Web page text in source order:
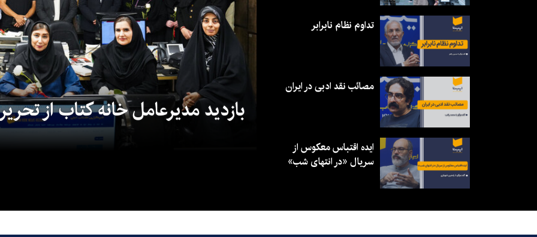
بازدید مدیرعامل خانه کتاب از
تداوم نظام نابرابر
مصائب نقد ادبی در ایران
ایده اقتباس معکوس از
سریال «در انتهای شب»